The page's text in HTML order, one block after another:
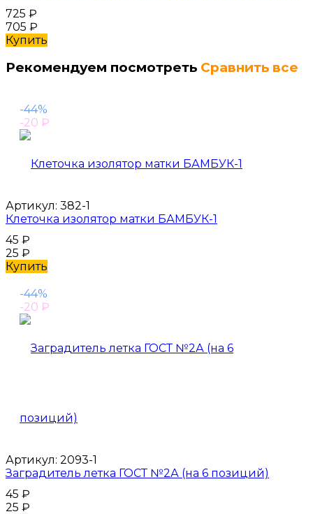
725 ₽
705 ₽
Купить
Рекомендуем посмотреть Сравнить все
-44%
-20 ₽
Артикул: 382-1
Клеточка изолятор матки БАМБУК-1
45 ₽
25 ₽
Купить
-44%
-20 ₽
Артикул: 2093-1
Заградитель летка ГОСТ №2А (на 6 позиций)
45 ₽
25 ₽